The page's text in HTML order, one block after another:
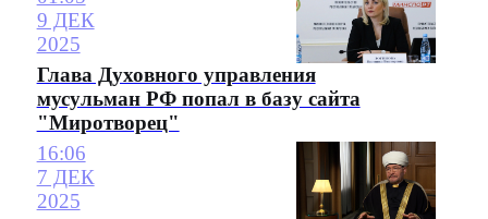
9 ДЕК
2025
Глава Духовного управления
мусульман РФ попал в базу сайта
"Миротворец"
16:06
7 ДЕК
2025